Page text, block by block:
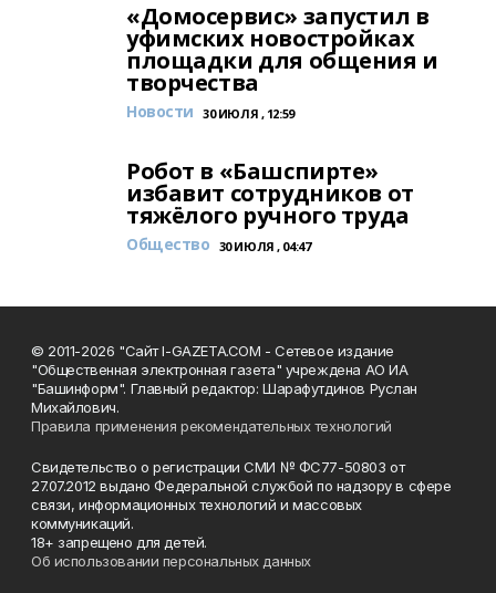
«Домосервис» запустил в
уфимских новостройках
площадки для общения и
творчества
Новости 30 ИЮЛЯ , 12:59
Робот в «Башспирте»
избавит сотрудников от
тяжёлого ручного труда
Общество 30 ИЮЛЯ , 04:47
© 2011-2026 "Сайт I-GAZETA.COM - Сетевое издание
"Общественная электронная газета" учреждена АО ИА
"Башинформ". Главный редактор: Шарафутдинов Руслан
Михайлович.
Правила применения рекомендательных технологий
Свидетельство о регистрации СМИ № ФС77-50803 от
27.07.2012 выдано Федеральной службой по надзору в сфере
связи, информационных технологий и массовых
коммуникаций.
18+ запрещено для детей.
Об использовании персональных данных